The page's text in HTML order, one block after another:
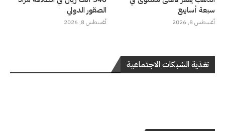
سبعة أسابيع
أغسطس 8, 2026
الصقور الدولي
أغسطس 8, 2026
تغذية الشبكات الاجتماعية